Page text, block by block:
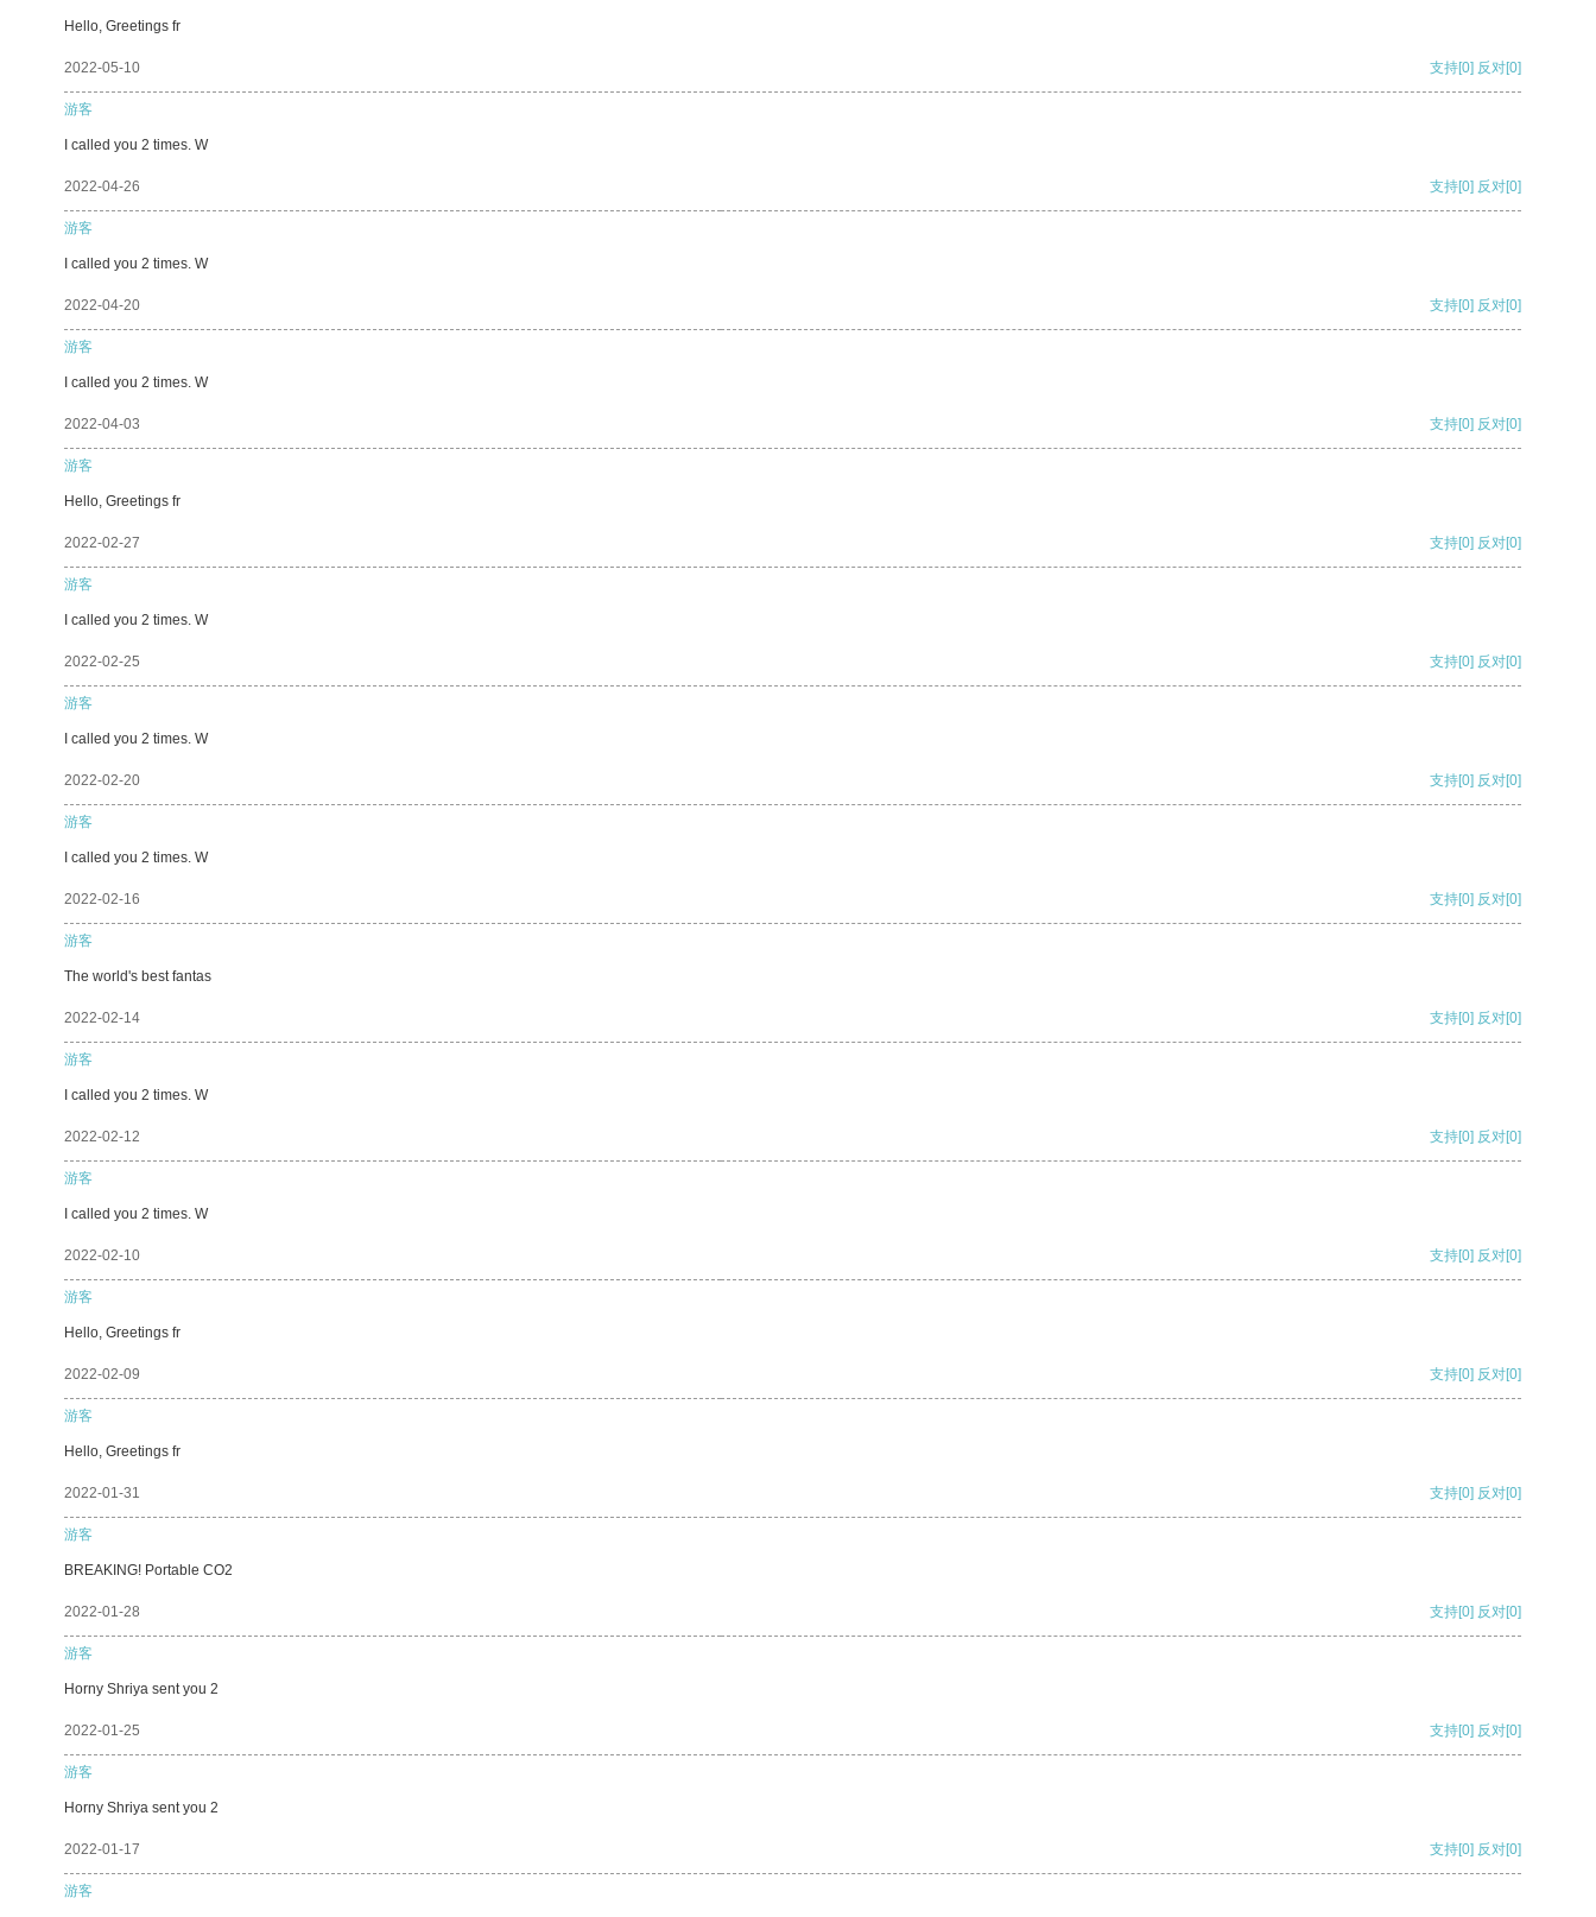
Hello, Greetings fr
2022-05-10 支持[0] 反对[0]
游客
I called you 2 times. W
2022-04-26 支持[0] 反对[0]
游客
I called you 2 times. W
2022-04-20 支持[0] 反对[0]
游客
I called you 2 times. W
2022-04-03 支持[0] 反对[0]
游客
Hello, Greetings fr
2022-02-27 支持[0] 反对[0]
游客
I called you 2 times. W
2022-02-25 支持[0] 反对[0]
游客
I called you 2 times. W
2022-02-20 支持[0] 反对[0]
游客
I called you 2 times. W
2022-02-16 支持[0] 反对[0]
游客
The world's best fantas
2022-02-14 支持[0] 反对[0]
游客
I called you 2 times. W
2022-02-12 支持[0] 反对[0]
游客
I called you 2 times. W
2022-02-10 支持[0] 反对[0]
游客
Hello, Greetings fr
2022-02-09 支持[0] 反对[0]
游客
Hello, Greetings fr
2022-01-31 支持[0] 反对[0]
游客
BREAKING! Portable CO2
2022-01-28 支持[0] 反对[0]
游客
Horny Shriya sent you 2
2022-01-25 支持[0] 反对[0]
游客
Horny Shriya sent you 2
2022-01-17 支持[0] 反对[0]
游客